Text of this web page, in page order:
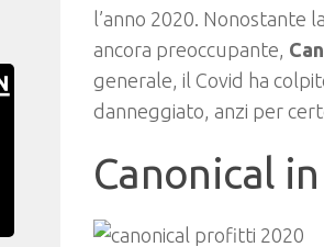
l’anno 2020. Nonostante
ancora preoccupante,
generale, il Covid ha
danneggiato, anzi per
Canonical